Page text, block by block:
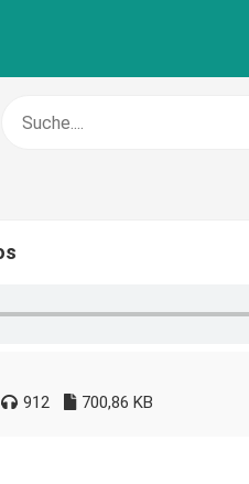
912 700,86 KB